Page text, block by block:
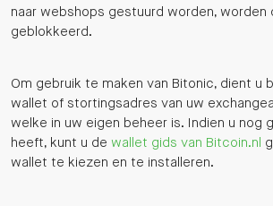
naar webshops gestuurd worden, worden
geblokkeerd.
Om gebruik te maken van Bitonic, dient u
wallet of stortingsadres van uw
welke in uw eigen beheer is. Indien u nog
heeft, kunt u de wallet gids van Bitcoin.nl
wallet te kiezen en te installeren.